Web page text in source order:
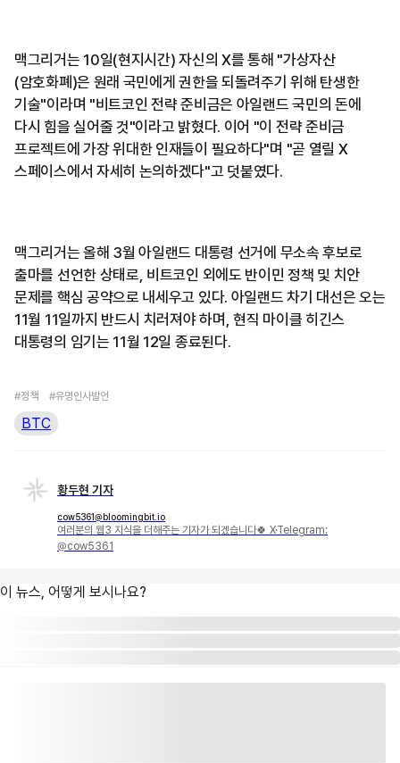
맥그리거는 10일(현지시간) 자신의 X를 통해 "가상자산
(암호화폐)은 원래 국민에게 권한을 되돌려주기 위해 탄생한
기술"이라며 "비트코인 전략 준비금은 아일랜드 국민의 돈에
다시 힘을 실어줄 것"이라고 밝혔다. 이어 "이 전략 준비금
프로젝트에 가장 위대한 인재들이 필요하다"며 "곧 열릴 X
스페이스에서 자세히 논의하겠다"고 덧붙였다.
맥그리거는 올해 3월 아일랜드 대통령 선거에 무소속 후보로
출마를 선언한 상태로, 비트코인 외에도 반이민 정책 및 치안
문제를 핵심 공약으로 내세우고 있다. 아일랜드 차기 대선은 오는
11월 11일까지 반드시 치러져야 하며, 현직 마이클 히긴스
대통령의 임기는 11월 12일 종료된다.
#정책 #유명인사발언
BTC
황두현 기자
cow5361@bloomingbit.io
여러분의 웹3 지식을 더해주는 기자가 되겠습니다🍀 X·Telegram:
@cow5361
이 뉴스, 어떻게 보시나요?